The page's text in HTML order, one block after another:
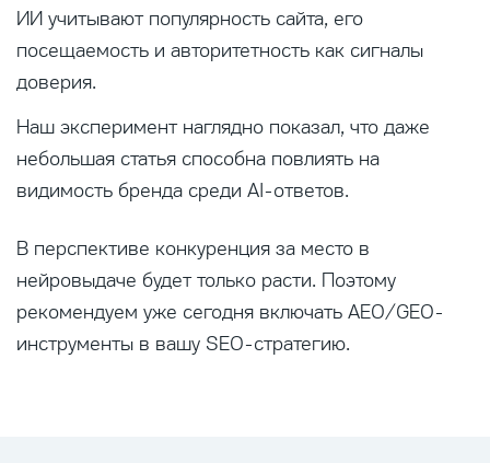
ИИ учитывают популярность сайта, его
посещаемость и авторитетность как сигналы
доверия.
Наш эксперимент наглядно показал, что даже
небольшая статья способна повлиять на
видимость бренда среди AI-ответов.
В перспективе конкуренция за место в
нейровыдаче будет только расти. Поэтому
рекомендуем уже сегодня включать AEO/GEO-
инструменты в вашу SEO-стратегию.